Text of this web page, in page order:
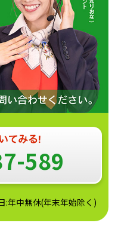
589
:年中無休(年末年始除く)